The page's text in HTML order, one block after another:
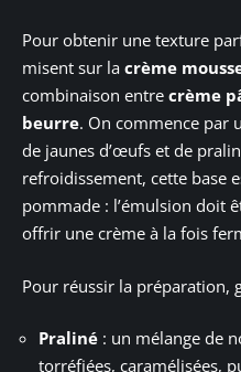
Pour obtenir une texture
misent sur la crème
combinaison entre crème
beurre. On commence par
de jaunes d’œufs et de
refroidissement, cette base
pommade : l’émulsion doit
offrir une crème à la fois
Pour réussir la préparation,
Praliné : un mélange de
torréfiées, caramélisées,